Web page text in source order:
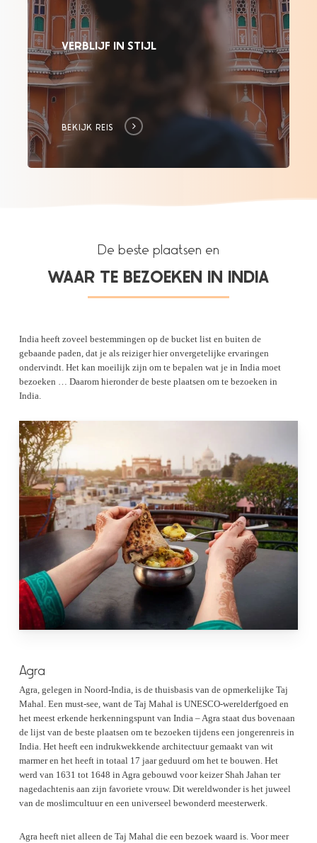
VERBLIJF IN STIJL
BEKIJK REIS
De beste plaatsen en
WAAR TE BEZOEKEN IN INDIA
India heeft zoveel bestemmingen op de bucket list en buiten de
gebaande paden, dat je als reiziger hier onvergetelijke ervaringen
ondervindt. Het kan moeilijk zijn om te bepalen wat je in India moet
bezoeken … Daarom hieronder de beste plaatsen om te bezoeken in
India.
Agra
Agra, gelegen in Noord-India, is de thuisbasis van de opmerkelijke Taj
Mahal. Een must-see, want de Taj Mahal is UNESCO-werelderfgoed en
het meest erkende herkenningspunt van India – Agra staat dus bovenaan
de lijst van de beste plaatsen om te bezoeken tijdens een jongerenreis in
India. Het heeft een indrukwekkende architectuur gemaakt van wit
marmer en het heeft in totaal 17 jaar geduurd om het te bouwen. Het
werd van 1631 tot 1648 in Agra gebouwd voor keizer Shah Jahan ter
nagedachtenis aan zijn favoriete vrouw. Dit wereldwonder is het juweel
van de moslimcultuur en een universeel bewonderd meesterwerk.
Agra heeft niet alleen de Taj Mahal die een bezoek waard is. Voor meer